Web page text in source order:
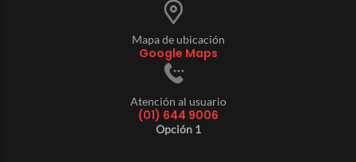
Mapa de ubicación
Google Maps
Atención al usuario
(01) 644 9006
Opción 1